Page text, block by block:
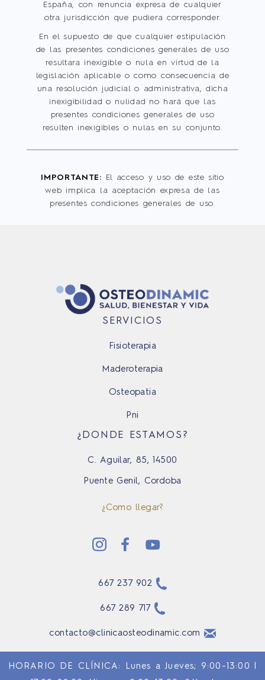
España, con renuncia expresa de cualquier
otra jurisdicción que pudiera corresponder.
En el supuesto de que cualquier estipulación
de las presentes condiciones generales de uso
resultara inexigible o nula en virtud de la
legislación aplicable o como consecuencia de
una resolución judicial o administrativa, dicha
inexigibilidad o nulidad no hará que las
presentes condiciones generales de uso
resulten inexigibles o nulas en su conjunto.
IMPORTANTE: El acceso y uso de este sitio
web implica la aceptación expresa de las
presentes condiciones generales de uso.
SERVICIOS
fisioterapia
maderoterapia
osteopatia
pni
¿DONDE ESTAMOS?
C. Aguilar, 85, 14500
Puente Genil, Cordoba
¿Como llegar?
667 237 902
667 289 717
contacto@clinicaosteodinamic.com
HORARIO DE CLÍNICA: Lunes a Jueves; 9:00-13:00 |